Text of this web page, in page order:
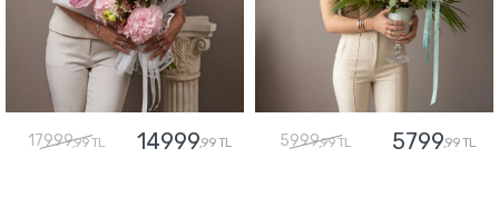
17999,99 TL 14999,99 TL 5999,99 TL 5799,99 TL